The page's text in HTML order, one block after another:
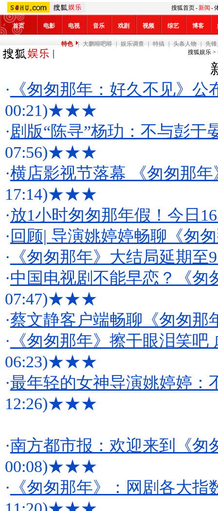
搜狐首页-新闻 -
首页 电影 电视 音乐 戏剧 视频 综艺 博客
特色 大鹏嘚吧嘚 娱乐调查 特搞 头条人物
先
搜狐娱乐 >
· 《匆匆那年：好久不见》
00:21)★★★
·剧版“陈寻”杨玏：不与彭于
07:56)★★★
·横店影视节落幕 《匆匆那年
17:14)★★★
·放1小时匆匆那年假！今日
· 回顾| 导演姚婷婷畅聊《匆
· 《匆匆那年》大结局延期至
·中国电视剧不能早恋？《
07:47)★★★
·蔡文静客户端畅聊《匆匆那
· 《匆匆那年》擦干眼泪笑吧
06:23)★★★
·最年轻的女神导演姚婷婷：
12:26)★★★
·南方都市报：欢迎来到《匆
00:08)★★★
· 《匆匆那年》：网剧各大